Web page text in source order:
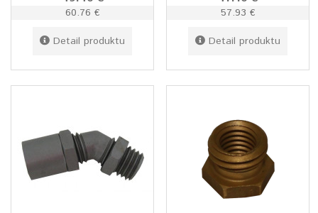
60.76 €
Detail produktu
57.93 €
Detail produktu